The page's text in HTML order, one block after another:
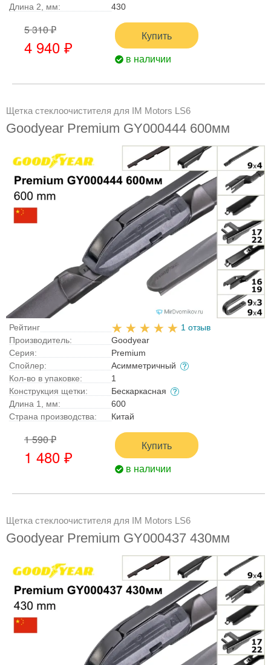
Длина 2, мм:
430
5 310 ₽
4 940 ₽
Купить
в наличии
Щетка стеклоочистителя для IM Motors LS6
Goodyear Premium GY000444 600мм
Рейтинг
1 отзыв
Производитель:
Goodyear
Серия:
Premium
Спойлер:
Асимметричный
Кол-во в упаковке:
1
Конструкция щетки:
Бескаркасная
Длина 1, мм:
600
Страна производства:
Китай
1 590 ₽
1 480 ₽
Купить
в наличии
Щетка стеклоочистителя для IM Motors LS6
Goodyear Premium GY000437 430мм